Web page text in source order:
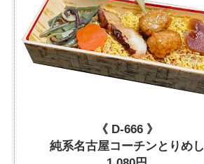
《 D-666 》
純系名古屋コーチンとりめし